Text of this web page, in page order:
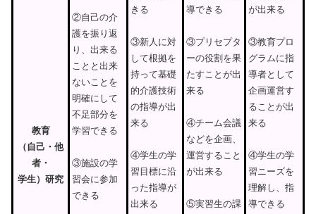
教育
（自己 ・ 他
者・
学生） 研究
②自己の介
護を振り返
り、出来る
ことと出来
ないことを
明確にして
不足部分を
学習できる
③施設の学
習会に参加
できる
きる
③新人に対
して根拠を
持って基礎
的介護技術
の指導が出
来る
④学生の学
習目標に沿
った指導が
出来る
導できる
③プリセプタ
ーの役割を果
たすことが出
来る
④チーム会議
などを企画、
運営すること
が出来る
⑤実習生の課
が出来る
③教育プロ
グラムに指
導者として
企画運営す
ることが出
来る
④学生の学
習ニーズを
理解し、指
導できる